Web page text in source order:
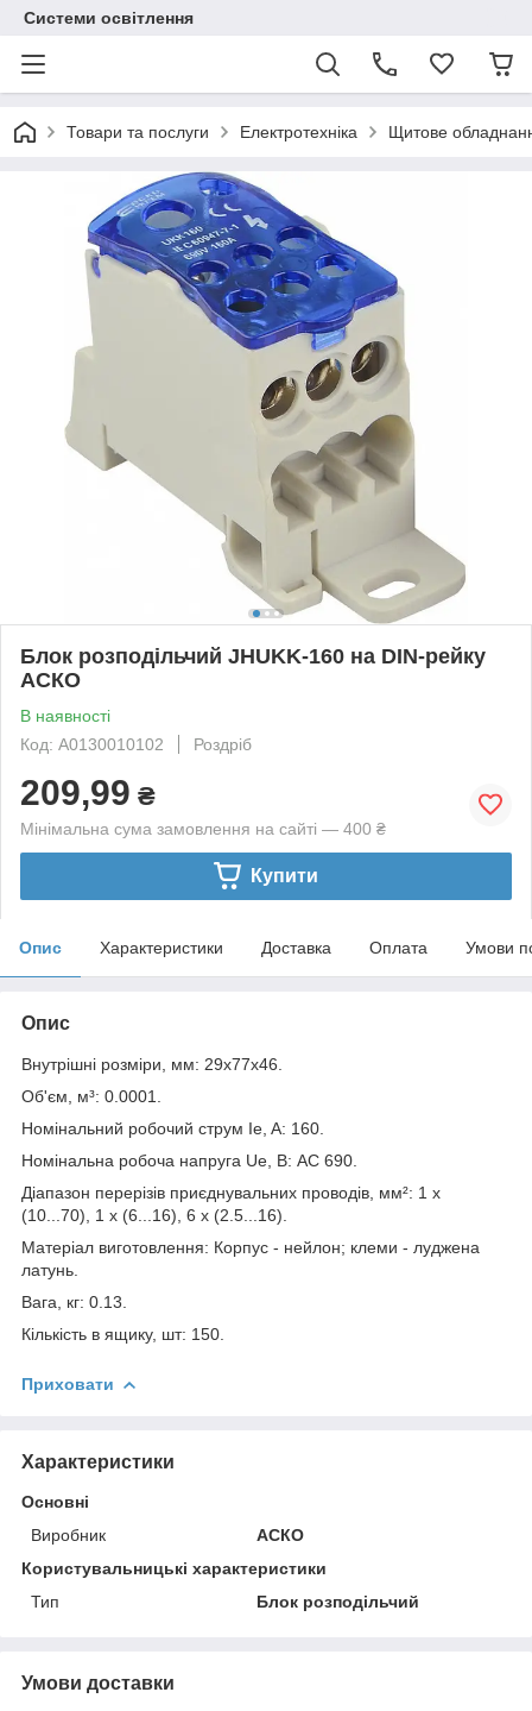
Системи освітлення
Товари та послуги Електротехніка Щитове
Блок розподільчий JHUKK-160 на DIN-рейку
АСКО
В наявності
Код: A0130010102
Роздріб
209,99 ₴
Мінімальна сума замовлення на сайті — 400 ₴
Купити
Опис Характеристики Доставка Оплата Умови
Опис
Внутрішні розміри, мм: 29x77x46.
Об'єм, м³: 0.0001.
Номінальний робочий струм Ie, A: 160.
Номінальна робоча напруга Ue, В: AC 690.
Діапазон перерізів приєднувальних проводів, мм²: 1 х
(10...70), 1 х (6...16), 6 х (2.5...16).
Матеріал виготовлення: Корпус - нейлон; клеми - луджена
латунь.
Вага, кг: 0.13.
Кількість в ящику, шт: 150.
Приховати
Характеристики
Основні
Виробник
АСКО
Користувальницькі характеристики
Тип
Блок розподільчий
Умови доставки